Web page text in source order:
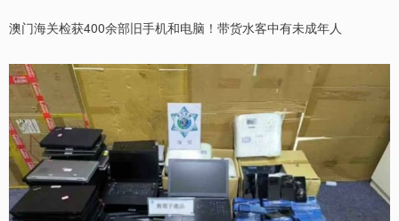
澳门海关检获400余部旧手机和电脑！带货水客中有未成年人